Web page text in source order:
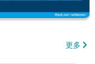
更多